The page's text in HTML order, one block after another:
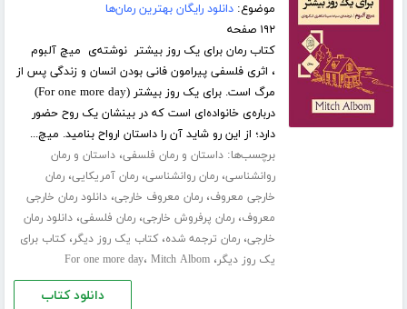
موضوع:دانلود رایگان بهترین رمان‌ها
۱۹۲ صفحه
کتاب رمان برای یک روز بیشتر نوشته‌ی میچ آلبوم
، اثری فلسفی پیرامون فانی بودن انسان و زندگی پس از
مرگ است. برای یک روز بیشتر (For one more day)
درباره‌ی خانواده‌ای است که در بینشان یک روح حضور
دارد؛ از این رو شاید آن را داستان ارواح بنامید. میچ...
برچسب‌ها:داستان و رمان فلسفی،داستان و رمان
روانشناسی،رمان روانشناسی،رمان آمریکایی،رمان
خارجی معروف،رمان معروف خارجی،دانلود رمان خارجی
معروف،رمان پرفروش خارجی،رمان فلسفی،دانلود رمان
خارجی،رمان ترجمه شده،کتاب یک روز دیگر،کتاب برای
یک روز دیگر، For one more day، Mitch Albom
دانلود کتاب